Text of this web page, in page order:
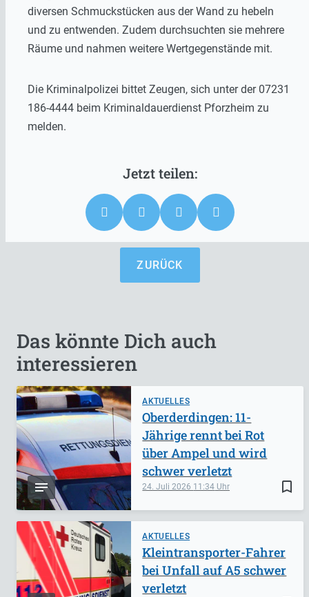
diversen Schmuckstücken aus der Wand zu hebeln
und zu entwenden. Zudem durchsuchten sie mehrere
Räume und nahmen weitere Wertgegenstände mit.
Die Kriminalpolizei bittet Zeugen, sich unter der 07231
186-4444 beim Kriminaldauerdienst Pforzheim zu
melden.
ZURÜCK
Das könnte Dich auch
interessieren
AKTUELLES
bookmark_border
24. Juli 2026 11:34
Oberderdingen: 11-
Jährige rennt bei Rot
über Ampel und wird
schwer verletzt
AKTUELLES
Kleintransporter-Fahrer
bei Unfall auf A5 schwer
verletzt